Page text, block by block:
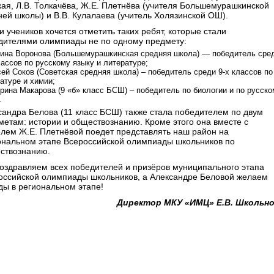
Л.В. Толкачёва, Ж.Е. Плетнёва (учителя Большемурашкинской
школы) и В.В. Кулалаева (учитель Холязинской ОШ).
учеников хочется отметить таких ребят, которые стали
олимпиады не по одному предмету:
Воронова (Большемурашкинская средняя школа) — победитель
по русскому языку и литературе;
Соков (Советская средняя школа) – победитель среди 9-х классов по
и химии;
Макарова (9 «б» класс БСШ) – победитель по биологии и по
Белова (11 класс БСШ) также стала победителем по двум
истории и обществознанию. Кроме этого она вместе с
Ж.Е. Плетнёвой поедет представлять наш район на
этапе Всероссийской олимпиады школьников по
всех победителей и призёров муниципального этапа
олимпиады школьников, а Александре Беловой желаем
в региональном этапе!
Директор МКУ «ИМЦ» Е.В.